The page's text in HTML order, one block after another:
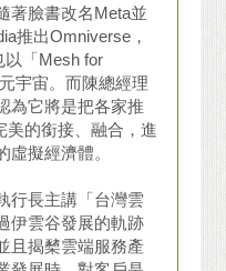
著臉書改名Meta並
推出Omniverse，
以「Mesh for
宇宙。而陳總經理
為它將是把各家推
美的銜接、融合，進
虛擬經濟體。
行長主講「台灣雲
伊雲谷發展的軌跡
且揭櫫雲端服務產